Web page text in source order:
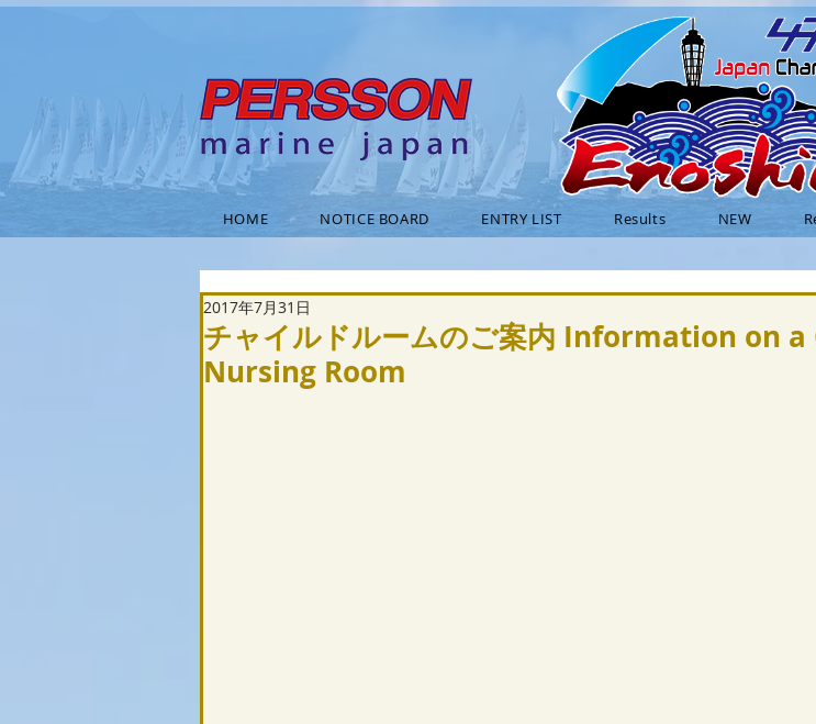
チャイルドルームのご案内 Information on
Nursing Room
2017年7月31日
HOME NOTICE BOARD ENTRY LIST Results NEW